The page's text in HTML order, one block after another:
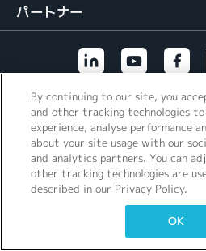
パートナー
その他のリンク
By continuing to our site, you
and other tracking technologies to
experience, analyse performance
about your site usage with our
and analytics partners. You can
other tracking technologies are
described in our Privacy Policy.
OK